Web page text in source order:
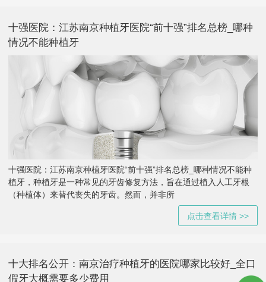
十强医院：江苏南京种植牙医院“前十强”排名总榜_哪种
情况不能种植牙
十强医院：江苏南京种植牙医院“前十强”排名总榜_哪种情况不能种
植牙，种植牙是一种常见的牙齿修复方法，旨在通过植入人工牙根
（种植体）来替代丧失的牙齿。然而，并非所
点击查看详情 >>
十大排名公开：南京治疗种植牙的医院哪家比较好_全口
假牙大概需要多少费用